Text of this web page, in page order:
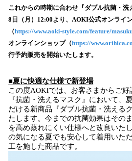
を
読
み
込
み
中
す
これからの時期に合わせ『ダブル抗菌・洗
8日（月）12:00より、AOKI公式オンライ
（https://www.aoki-style.com/feature/
オンラインショップ（https://
行予約販売を開始いたします。
■夏に快適な仕様で新登場
この度AOKIでは、お客さまからご
『抗菌・洗えるマスク』において、
だける新商品『ダブル抗菌・洗える
たします。今までの抗菌効果はその
を高め蒸れにくい仕様へと改良いた
の気になる夏でも安心して着用いた
工を施した商品です。